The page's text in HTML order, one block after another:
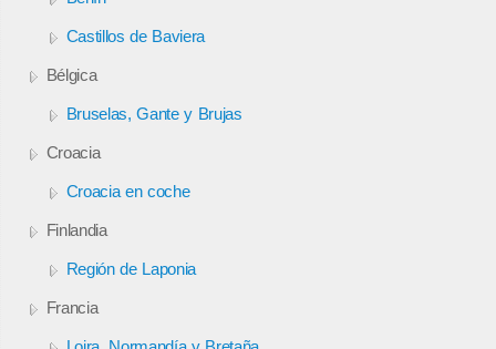
Castillos de Baviera
Bélgica
Bruselas, Gante y Brujas
Croacia
Croacia en coche
Finlandia
Región de Laponia
Francia